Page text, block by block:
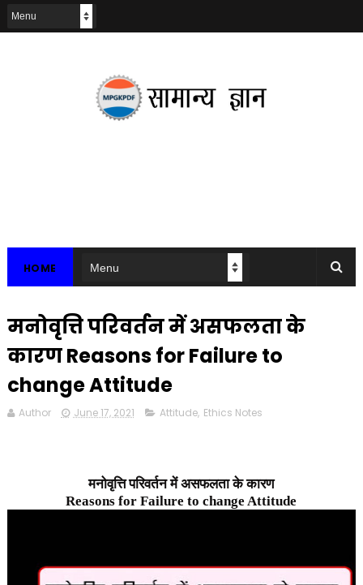
HOME
मनोवृत्ति परिवर्तन में असफलता के
कारण Reasons for Failure to
change Attitude
Author June 17, 2021 Attitude, Ethics Notes
मनोवृत्ति परिवर्तन में असफलता के कारण
Reasons for Failure to change Attitude